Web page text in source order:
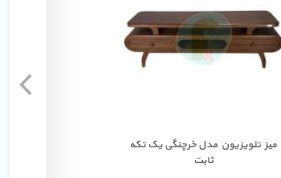
میز تلویزیون مدل خرچنگی یک تکه
ثابت